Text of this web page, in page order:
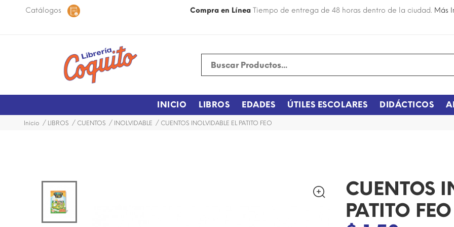
Catálogos
48 horas dentro de la ciudad. Compra en Línea Tiempo de entrega de 48 horas dentro de la ciudad. Más
INICIO LIBROS EDADES ÚTILES ESCOLARES DIDÁCTICOS
Inicio LIBROS CUENTOS INOLVIDABLE CUENTOS INOLVIDABLE EL PATITO FEO
CUENTOS
PATITO FEO